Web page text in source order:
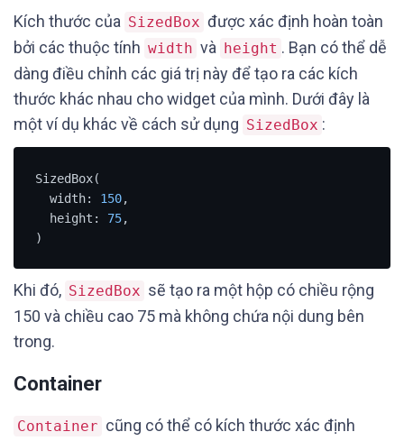
Kích thước của SizedBox được xác định hoàn toàn
bởi các thuộc tính width và height . Bạn có thể dễ
dàng điều chỉnh các giá trị này để tạo ra các kích
thước khác nhau cho widget của mình. Dưới đây là
một ví dụ khác về cách sử dụng SizedBox :
SizedBox(
  width:
150,
  height:
75,
)
Khi đó, SizedBox sẽ tạo ra một hộp có chiều rộng
150 và chiều cao 75 mà không chứa nội dung bên
trong.
Container
Container cũng có thể có kích thước xác định